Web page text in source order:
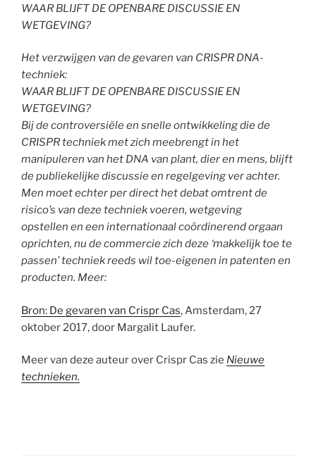
WAAR BLIJFT DE OPENBARE DISCUSSIE EN
WETGEVING?
Het verzwijgen van de gevaren van CRISPR DNA-
techniek:
WAAR BLIJFT DE OPENBARE DISCUSSIE EN
WETGEVING?
Bij de controversiële en snelle ontwikkeling die de
CRISPR techniek met zich meebrengt in het
manipuleren van het DNA van plant, dier en mens, blijft
de publiekelijke discussie en regelgeving ver achter.
Men moet echter per direct het debat omtrent de
risico’s van deze techniek voeren, wetgeving
opstellen en een internationaal coördinerend orgaan
oprichten, nu de commercie zich deze ‘makkelijk toe te
passen’ techniek reeds wil toe-eigenen in patenten en
producten. Meer:
Bron: De gevaren van Crispr Cas, Amsterdam, 27
oktober 2017, door Margalit Laufer.
Meer van deze auteur over Crispr Cas zie Nieuwe
technieken.